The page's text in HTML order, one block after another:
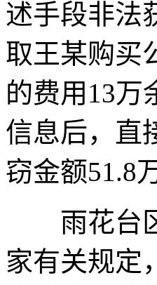
述手段非法
取王某购买
的费用13万
信息后，直
窃金额51.8
雨花台区
家有关规定